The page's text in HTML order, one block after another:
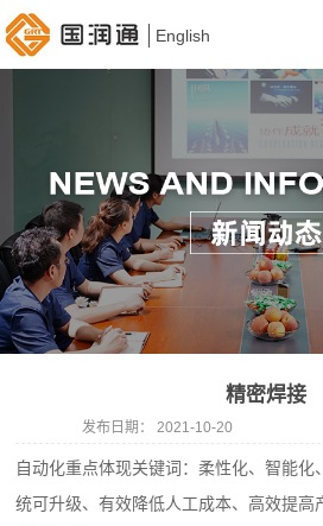
English
精密焊接
发布日期： 2021-10-20
自动化重点体现关键词：柔性化、智能化
统可升级、有效降低人工成本、高效提高